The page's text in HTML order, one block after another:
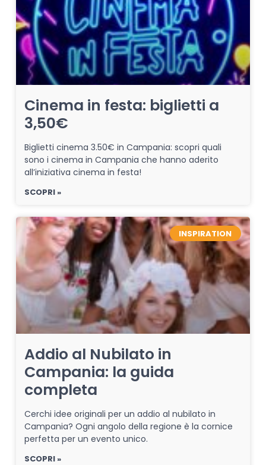
Cinema in festa: biglietti a
3,50€
Biglietti cinema 3.50€ in Campania: scopri quali
sono i cinema in Campania che hanno aderito
all’iniziativa cinema in festa!
SCOPRI »
INSPIRATION
Addio al Nubilato in
Campania: la guida
completa
Cerchi idee originali per un addio al nubilato in
Campania? Ogni angolo della regione è la cornice
perfetta per un evento unico.
SCOPRI »